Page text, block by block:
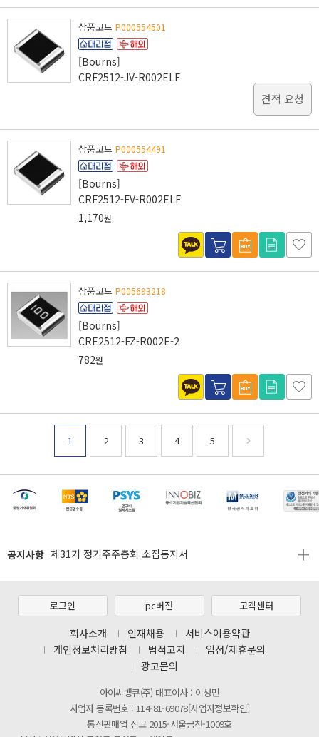
상품코드 P000554501
[Bourns]
CRF2512-JV-R002ELF
견적 요청
상품코드 P000554491
[Bourns]
CRF2512-FV-R002ELF
1,170원
상품코드 P005693218
[Bourns]
CRE2512-FZ-R002E-2
782원
1 2 3 4 5
공지사항
[2026년 8월 신용카드 무이자 행사 안내]
[마일리지 적립 및 사용 정책 개편 안내]
제31기 정기주주총회 소집통지서
[마일리지 적립 및 사용 정책 개편 안내]
로그인 pc버전 고객센터
회사소개 인재채용
서비스이용약관
개인정보처리방침
법적고지
입점/제휴문의
광고문의
아이씨뱅큐(주) 대표이사 : 이성민
사업자 등록번호 : 114-81-69078[사업자정보확인]
통신판매업 신고 2015-서울금천-1009호